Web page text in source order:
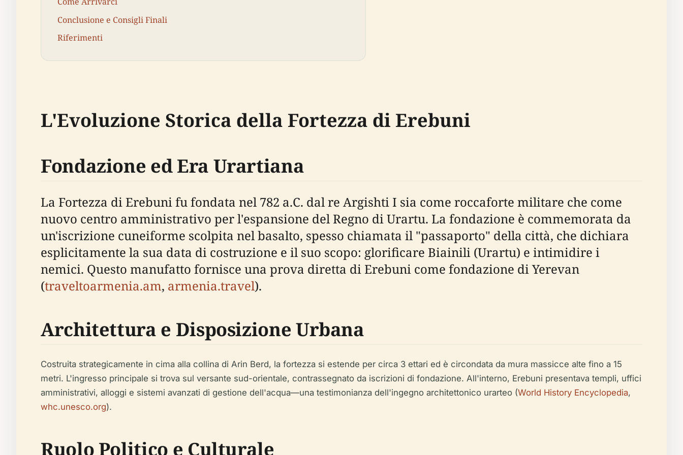
Conclusione e Consigli Finali
Riferimenti
L'Evoluzione Storica della Fortezza di Erebuni
Fondazione ed Era Urartiana
La Fortezza di Erebuni fu fondata nel 782 a.C. dal re Argishti I sia come roccaforte militare che come
nuovo centro amministrativo per l'espansione del Regno di Urartu. La fondazione è commemorata da
un'iscrizione cuneiforme scolpita nel basalto, spesso chiamata il "passaporto" della città, che dichiara
esplicitamente la sua data di costruzione e il suo scopo: glorificare Biainili (Urartu) e intimidire i
nemici. Questo manufatto fornisce una prova diretta di Erebuni come fondazione di Yerevan
(traveltoarmenia.am, armenia.travel).
Architettura e Disposizione Urbana
Costruita strategicamente in cima alla collina di Arin Berd, la fortezza si estende per circa 3 ettari ed è circondata da mura massicce alte fino a 15
metri. L'ingresso principale si trova sul versante sud-orientale, contrassegnato da iscrizioni di fondazione. All'interno, Erebuni presentava templi, uffici
amministrativi, alloggi e sistemi avanzati di gestione dell'acqua—una testimonianza dell'ingegno architettonico urarteo (World History Encyclopedia,
whc.unesco.org).
Ruolo Politico e Culturale